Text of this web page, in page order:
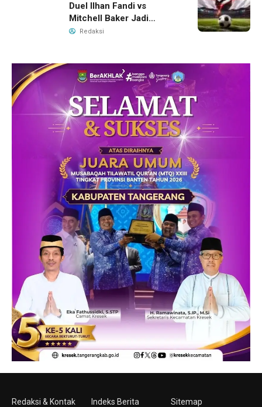
Duel Ilhan Fandi vs
Mitchell Baker Jadi
Sorotan di Piala AFF 2026
Redaksi
Redaksi & Kontak Indeks Berita Sitemap